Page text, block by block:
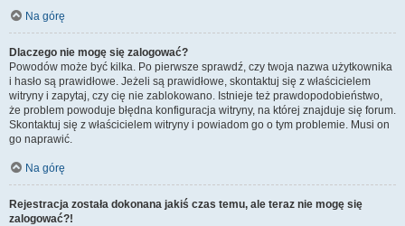
Na górę
Dlaczego nie mogę się zalogować?
Powodów może być kilka. Po pierwsze sprawdź, czy twoja nazwa użytkownika
i hasło są prawidłowe. Jeżeli są prawidłowe, skontaktuj się z właścicielem
witryny i zapytaj, czy cię nie zablokowano. Istnieje też prawdopodobieństwo,
że problem powoduje błędna konfiguracja witryny, na której znajduje się forum.
Skontaktuj się z właścicielem witryny i powiadom go o tym problemie. Musi on
go naprawić.
Na górę
Rejestracja została dokonana jakiś czas temu, ale teraz nie mogę się
zalogować?!